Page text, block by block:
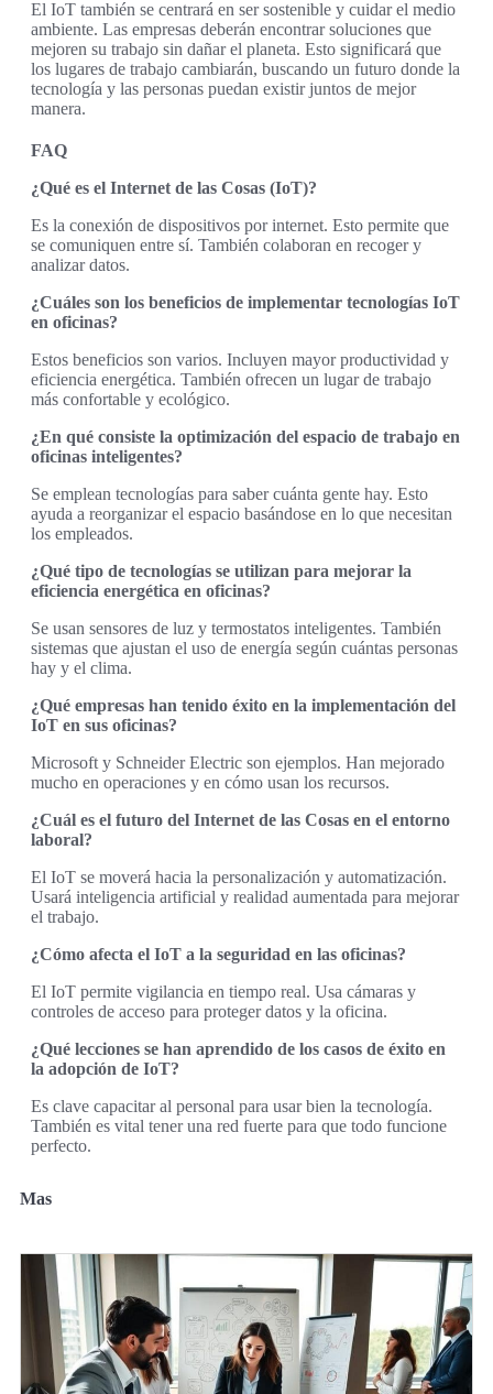
El IoT también se centrará en ser sostenible y cuidar el medio
ambiente. Las empresas deberán encontrar soluciones que
mejoren su trabajo sin dañar el planeta. Esto significará que
los lugares de trabajo cambiarán, buscando un futuro donde la
tecnología y las personas puedan existir juntos de mejor
manera.
FAQ
¿Qué es el Internet de las Cosas (IoT)?
Es la conexión de dispositivos por internet. Esto permite que
se comuniquen entre sí. También colaboran en recoger y
analizar datos.
¿Cuáles son los beneficios de implementar tecnologías IoT
en oficinas?
Estos beneficios son varios. Incluyen mayor productividad y
eficiencia energética. También ofrecen un lugar de trabajo
más confortable y ecológico.
¿En qué consiste la optimización del espacio de trabajo en
oficinas inteligentes?
Se emplean tecnologías para saber cuánta gente hay. Esto
ayuda a reorganizar el espacio basándose en lo que necesitan
los empleados.
¿Qué tipo de tecnologías se utilizan para mejorar la
eficiencia energética en oficinas?
Se usan sensores de luz y termostatos inteligentes. También
sistemas que ajustan el uso de energía según cuántas personas
hay y el clima.
¿Qué empresas han tenido éxito en la implementación del
IoT en sus oficinas?
Microsoft y Schneider Electric son ejemplos. Han mejorado
mucho en operaciones y en cómo usan los recursos.
¿Cuál es el futuro del Internet de las Cosas en el entorno
laboral?
El IoT se moverá hacia la personalización y automatización.
Usará inteligencia artificial y realidad aumentada para mejorar
el trabajo.
¿Cómo afecta el IoT a la seguridad en las oficinas?
El IoT permite vigilancia en tiempo real. Usa cámaras y
controles de acceso para proteger datos y la oficina.
¿Qué lecciones se han aprendido de los casos de éxito en
la adopción de IoT?
Es clave capacitar al personal para usar bien la tecnología.
También es vital tener una red fuerte para que todo funcione
perfecto.
Mas